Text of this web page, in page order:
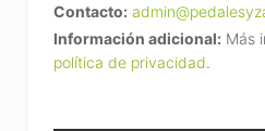
Contacto:
Información adicional: Más
política de privacidad.